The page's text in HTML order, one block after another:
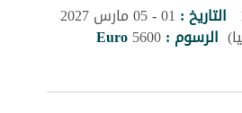
التاريخ : 01 - 05 مارس 2027
الرسوم :5600
Euro